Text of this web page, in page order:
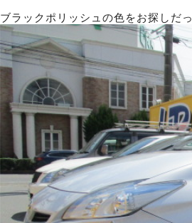
ブラックポリッシュの色をお探しだ